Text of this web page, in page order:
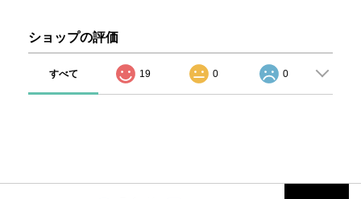
ショップの評価
すべて 19 0 0